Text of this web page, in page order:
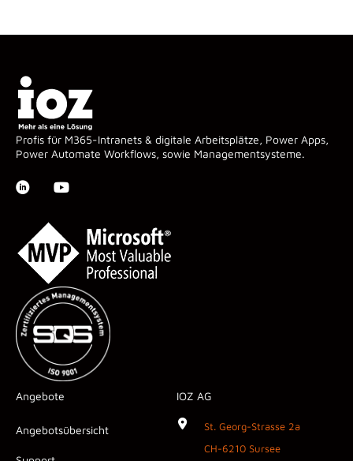
Profis für M365-Intranets & digitale Arbeitsplätze, Power Apps,
Power Automate Workflows, sowie Managementsysteme.
Angebote
Angebotsübersicht
IOZ AG
St. Georg-Strasse 2a
CH-6210 Sursee